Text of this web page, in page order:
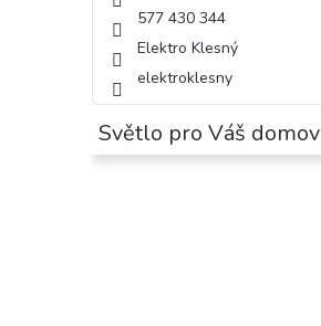
577 430 344
Elektro Klesný
elektroklesny
Světlo pro Váš domov